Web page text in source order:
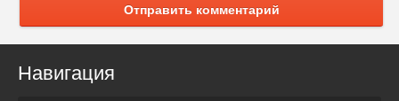
Отправить комментарий
Навигация